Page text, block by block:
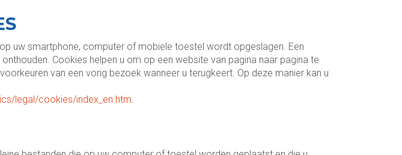
uw smartphone, computer of mobiele toestel wordt opgeslagen. Een
Cookies helpen u om op een website van pagina naar pagina te
van een vorig bezoek wanneer u terugkeert. Op deze manier kan u
legal/cookies/index_en.htm.